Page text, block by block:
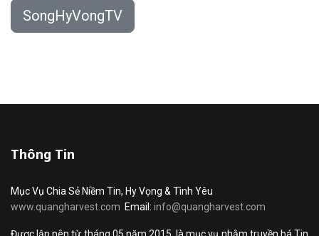
SongHyVongTV
Thông Tin
Mục Vụ Chia Sẻ Niềm Tin, Hy Vọng & Tình Yêu
www.quangharvest.com Email: info@quangharvest.com